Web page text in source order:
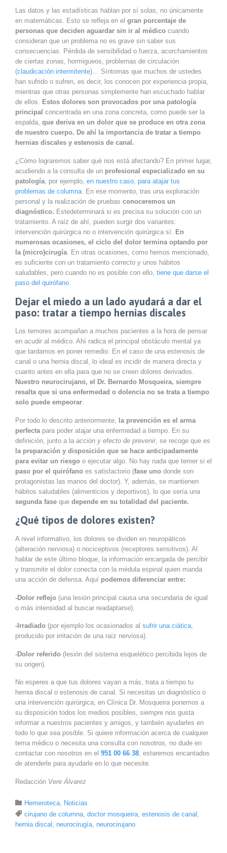
Las datos y las estadísticas hablan por sí solas, no únicamente
en matemáticas. Esto se refleja en el gran porcentaje de
personas que deciden aguardar sin ir al médico cuando
consideran que un problema no es grave sin saber sus
consecuencias. Pérdida de sensibilidad o fuerza, acorchamientos
de ciertas zonas, hormigueos, problemas de circulación
(claudicación intermitente)… Síntomas que muchos de ustedes
han sufrido o sufren, es decir, los conocen por experiencia propia,
mientras que otras personas simplemente han escuchado hablar
de ellos. Estos dolores son provocados por una patología
principal concentrada en una zona concreta, como puede ser la
espalda, que deriva en un dolor que se produce en otra zona
de nuestro cuerpo. De ahí la importancia de tratar a tiempo
hernias discales y estenosis de canal.
¿Cómo lograremos saber qué nos está afectando? En primer lugar,
acudiendo a la consulta de un profesional especializado en su
patología, por ejemplo, en nuestro caso, para atajar tus
problemas de columna. En ese momento, tras una exploración
personal y la realización de pruebas conoceremos un
diagnóstico. Estedeterminará si es precisa su solución con un
tratamiento. A raíz de ahí, pueden surgir dos variantes:
intervención quirúrgica no o intervención quirúrgica sí. En
numerosas ocasiones, el ciclo del dolor termina optando por
la (micro)cirugía. En otras ocasiones, como hemos mencionado,
es suficiente con un tratamiento correcto y unos hábitos
saludables, pero cuando no es posible con ello, tiene que darse el
paso del quirófano.
Dejar el miedo a un lado ayudará a dar el
paso: tratar a tiempo hernias discales
Los temores acompañan a muchos pacientes a la hora de pensar
en acudir al médico. Ahí radica el principal obstáculo mental ya
que tardamos en poner remedio. En el caso de una estenosis de
canal o una hernia discal, lo ideal es incidir de manera directa y
cuanto antes en ella para que no se creen dolores derivados.
Nuestro neurocirujano, el Dr. Bernardo Mosqueira, siempre
resalta que si una enfermedad o dolencia no se trata a tiempo
solo puede empeorar.
Por todo lo descrito anteriormente,
la prevención es el arma
perfecta para poder atajar una enfermedad a tiempo. En su
definición, junto a la acción y efecto de prevenir, se recoge que es
la preparación y disposición que se hace anticipadamente
para evitar un riesgo o ejecutar algo. No hay nada que temer si el
paso por el quirófano es satisfactorio (fase uno donde son
protagonistas las manos del doctor). Y, además, se mantienen
hábitos saludables (alimenticios y deportivos), lo que sería una
segunda fase que depende en su totalidad del paciente.
¿Qué tipos de dolores existen?
A nivel informativo, los dolores se dividen en neuropáticos
(alteración nerviosa) o nociceptivos (receptores sensitivos). Al
hablar de este último bloque, la información encargada de percibir
y transmitir el dolor conecta con la médula espinal quien manda
una acción de defensa. Aquí podemos diferenciar entre:
-Dolor reflejo (una lesión principal causa una secundaria de igual
o más intensidad al buscar readaptarse).
-Irradiado (por ejemplo los ocasionados al sufrir una ciática,
producido por irritación de una raíz nerviosa).
-Dolor referido (lesión del sistema esquelético percibida lejos de
su origen).
No esperes a que tus dolores vayan a más, trata a tiempo tu
hernia discal o estenosis de canal. Si necesitas un diagnóstico o
una intervención quirúrgica, en Clínica Dr. Mosqueira ponemos a
su disposición todos los medios posibles, siempre nos gusta
informar a nuestros pacientes y amigos, y también ayudarles en
todo lo que sea posible. Si quiere información acerca de cualquier
tema médico o necesita una consulta con nosotros, no dude en
contactar con nosotros en el 951 00 66 38, estaremos encantados
de atenderle para ayudarle en lo que necesite.
Redacción Vere Álvarez
 Category
Hemeroteca Noticias
 Tags
cirujano de columna doctor mosqueira estenosis de canal
hernia discal
neurocirugía neurocirujano